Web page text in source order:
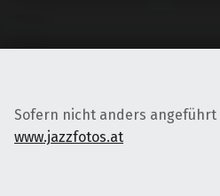
Sofern nicht anders angeführt
www.jazzfotos.at